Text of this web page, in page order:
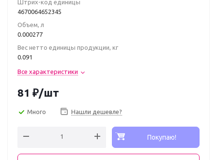
Штрих-код единицы
4670064652345
Объем, л
0.000277
Вес нетто единицы продукции, кг
0.091
Все характеристики
81 ₽/шт
Много Нашли дешевле?
Покупаю!